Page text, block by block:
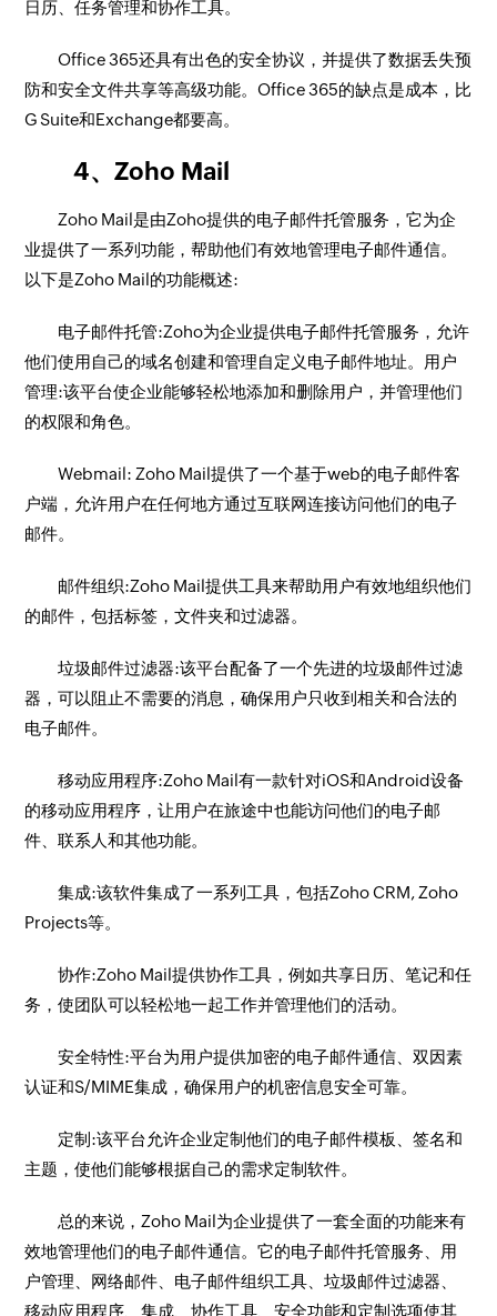
日历、任务管理和协作工具。
Office 365还具有出色的安全协议，并提供了数据丢失预
防和安全文件共享等高级功能。Office 365的缺点是成本，比
G Suite和Exchange都要高。
4、Zoho Mail
Zoho Mail是由Zoho提供的电子邮件托管服务，它为企
业提供了一系列功能，帮助他们有效地管理电子邮件通信。
以下是Zoho Mail的功能概述:
电子邮件托管:Zoho为企业提供电子邮件托管服务，允许
他们使用自己的域名创建和管理自定义电子邮件地址。用户
管理:该平台使企业能够轻松地添加和删除用户，并管理他们
的权限和角色。
Webmail: Zoho Mail提供了一个基于web的电子邮件客
户端，允许用户在任何地方通过互联网连接访问他们的电子
邮件。
邮件组织:Zoho Mail提供工具来帮助用户有效地组织他们
的邮件，包括标签，文件夹和过滤器。
垃圾邮件过滤器:该平台配备了一个先进的垃圾邮件过滤
器，可以阻止不需要的消息，确保用户只收到相关和合法的
电子邮件。
移动应用程序:Zoho Mail有一款针对iOS和Android设备
的移动应用程序，让用户在旅途中也能访问他们的电子邮
件、联系人和其他功能。
集成:该软件集成了一系列工具，包括Zoho CRM, Zoho
Projects等。
协作:Zoho Mail提供协作工具，例如共享日历、笔记和任
务，使团队可以轻松地一起工作并管理他们的活动。
安全特性:平台为用户提供加密的电子邮件通信、双因素
认证和S/MIME集成，确保用户的机密信息安全可靠。
定制:该平台允许企业定制他们的电子邮件模板、签名和
主题，使他们能够根据自己的需求定制软件。
总的来说，Zoho Mail为企业提供了一套全面的功能来有
效地管理他们的电子邮件通信。它的电子邮件托管服务、用
户管理、网络邮件、电子邮件组织工具、垃圾邮件过滤器、
移动应用程序、集成、协作工具、安全功能和定制选项使其